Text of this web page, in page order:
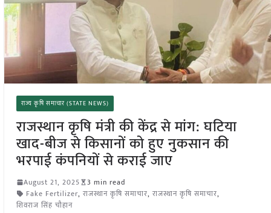
राज्य कृषि समाचार (STATE NEWS)
राजस्थान कृषि मंत्री की केंद्र से मांग: घटिया
खाद-बीज से किसानों को हुए नुकसान की
भरपाई कंपनियों से कराई जाए
August 21, 2025
3 min read
Fake Fertilizer, राजस्थान कृषि समाचार, राजस्थान कृषि समाचार,
शिवराज सिंह चौहान